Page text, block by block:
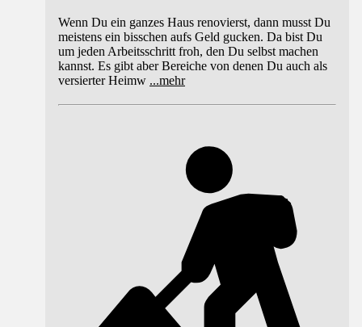
Wenn Du ein ganzes Haus renovierst, dann musst Du
meistens ein bisschen aufs Geld gucken. Da bist Du
um jeden Arbeitsschritt froh, den Du selbst machen
kannst. Es gibt aber Bereiche von denen Du auch als
versierter Heimw ...mehr